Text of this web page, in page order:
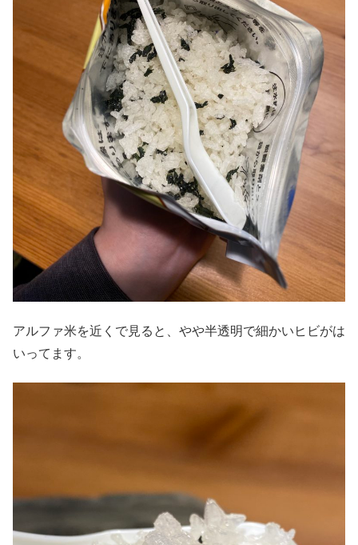
アルファ米を近くで見ると、やや半透明で細かいヒビがは
いってます。